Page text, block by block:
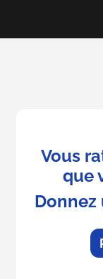
Vous
que
Donnez